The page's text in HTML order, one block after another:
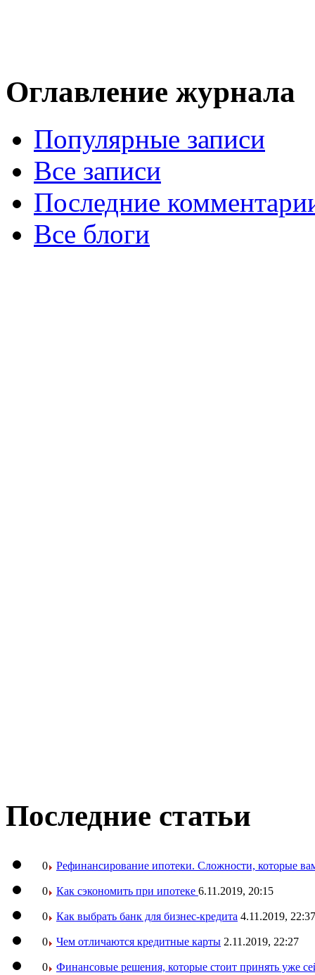
Оглавление журнала
Популярные записи
Все записи
Последние
Все блоги
Последние статьи
0 Рефинансирование ипотеки. Сложности, которые
0 Как сэкономить при ипотеке 6.11.2019, 20:15
0 Как выбрать банк для бизнес-кредита 4.11.2019, 22:37
0 Чем отличаются кредитные карты 2.11.2019, 22:27
0 Финансовые решения, которые стоит принять уже